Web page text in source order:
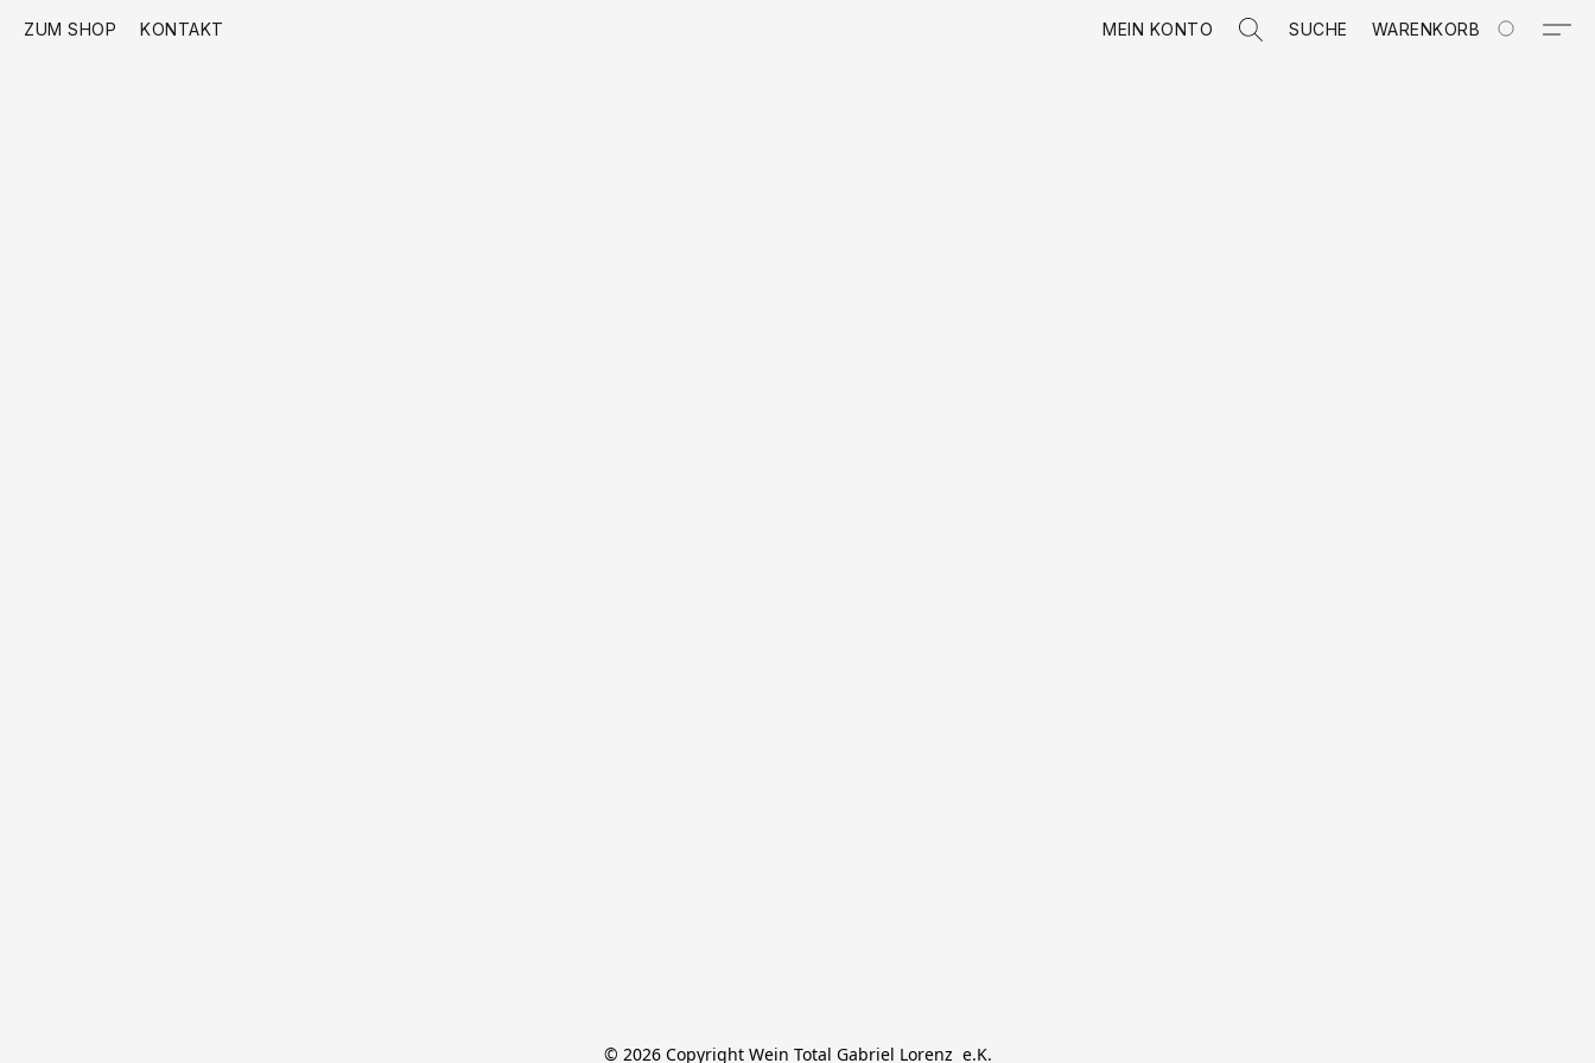
ZUM SHOP KONTAKT MEIN KONTO SUCHE WARENKORB
© 2026 Copyright Wein Total Gabriel Lorenz  e.K.